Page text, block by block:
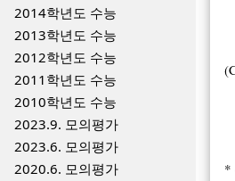
2014학년도 수능
2013학년도 수능
2012학년도 수능
2011학년도 수능
2010학년도 수능
2023.9. 모의평가
2023.6. 모의평가
2020.6. 모의평가
*